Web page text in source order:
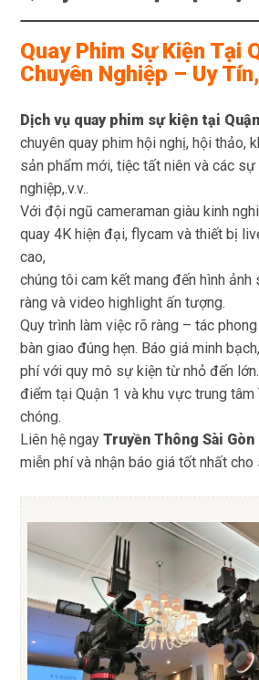
Quay Phim Sự Kiện Tại
Chuyên Nghiệp – Uy
Dịch vụ quay phim sự kiện tại
chuyên quay phim hội nghị, hội thảo,
sản phẩm mới, tiệc tất niên và các sự
nghiệp,.v.v..
Với đội ngũ cameraman giàu kinh
quay 4K hiện đại, flycam và thiết bị
cao,
chúng tôi cam kết mang đến hình ảnh
ràng và video highlight ấn tượng.
Quy trình làm việc rõ ràng – tác
bàn giao đúng hẹn. Báo giá minh
phí với quy mô sự kiện từ nhỏ đến
điểm tại Quận 1 và khu vực trung tâm
chóng.
Liên hệ ngayTruyền Thông Sài Gòn
miễn phí và nhận báo giá tốt nhất